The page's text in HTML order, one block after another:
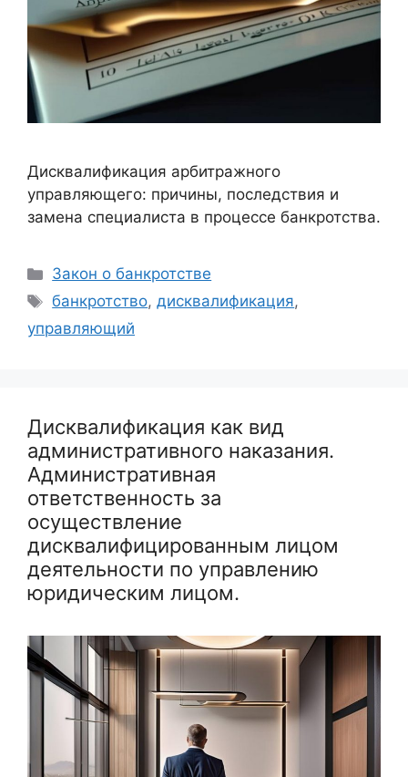
Дисквалификация арбитражного
управляющего: причины, последствия и
замена специалиста в процессе банкротства.
Рубрики
Закон о банкротстве
Метки
банкротство,дисквалификация,
управляющий
Дисквалификация как вид
административного наказания.
Административная
ответственность за
осуществление
дисквалифицированным лицом
деятельности по управлению
юридическим лицом.